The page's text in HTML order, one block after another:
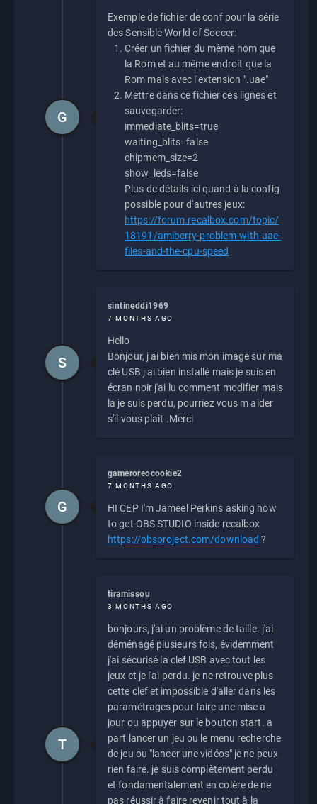
Exemple de fichier de conf pour la série
des Sensible World of Soccer:
Créer un fichier du même nom que
la Rom et au même endroit que la
Rom mais avec l'extension ".uae"
Mettre dans ce fichier ces lignes et
sauvegarder:
immediate_blits=true
waiting_blits=false
chipmem_size=2
show_leds=false
Plus de détails ici quand à la config
possible pour d'autres jeux:
https://forum.recalbox.com/topic/
18191/amiberry-problem-with-uae-
files-and-the-cpu-speed
G
sintineddi1969
7 MONTHS AGO
Hello
Bonjour, j ai bien mis mon image sur ma
clé USB j ai bien installé mais je suis en
écran noir j'ai lu comment modifier mais
la je suis perdu, pourriez vous m aider
s'il vous plait .Merci
S
gameroreocookie2
7 MONTHS AGO
HI CEP I'm Jameel Perkins asking how
to get OBS STUDIO inside recalbox
https://obsproject.com/download ?
G
tiramissou
3 MONTHS AGO
bonjours, j'ai un problème de taille. j'ai
déménagé plusieurs fois, évidemment
j'ai sécurisé la clef USB avec tout les
jeux et je l'ai perdu. je ne retrouve plus
cette clef et impossible d'aller dans les
paramétrages pour faire une mise a
jour ou appuyer sur le bouton start. a
part lancer un jeu ou le menu recherche
de jeu ou "lancer une vidéos" je ne peux
rien faire. je suis complètement perdu
et fondamentalement en colère de ne
pas réussir à faire revenir tout à la
T